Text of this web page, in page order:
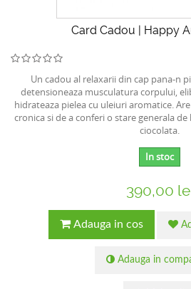
Card Cadou | Happy
Un cadou al relaxarii din cap pana-n
detensioneaza musculatura corpului,
hidrateaza pielea cu uleiuri aromatice.
cronica si de a conferi o stare generala
ciocolata.
In stoc
390,00
Adauga in cos
Adauga in